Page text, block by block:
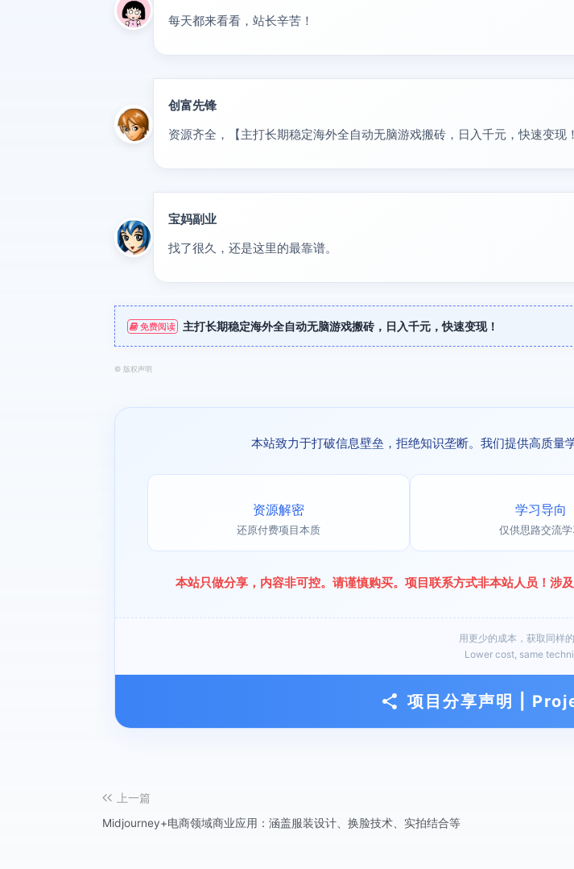
每天都来看看，站长辛苦！
创富先锋
资源齐全，【主打长期稳定海外全自动无脑游戏搬砖，日入千元，快速变现
宝妈副业
找了很久，还是这里的最靠谱。
免费阅读 主打长期稳定海外全自动无脑游戏搬砖，日入千元，快速变现！
© 版权声明
本站致力于打破信息壁垒，拒绝知识垄断。我们提供高质量
资源解密
还原付费项目本质
学习导向
仅供思路交流学
本站只做分享，内容非可控。请谨慎购买。项目联系方式非本站人员！涉
用更少的成本，获取同样的
Lower cost, same
项目分享声明 |
上一篇
Midjourney+电商领域商业应用：涵盖服装设计、换脸技术、实拍结合等